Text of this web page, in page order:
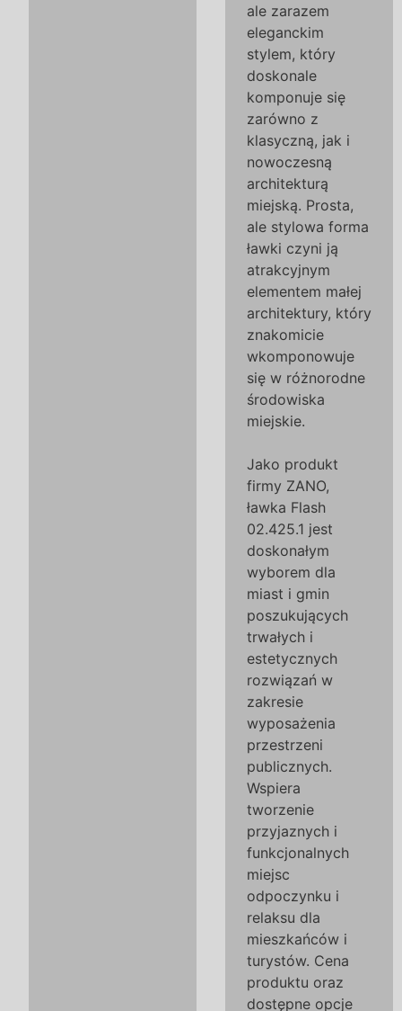
ale zarazem
eleganckim
stylem, który
doskonale
komponuje się
zarówno z
klasyczną, jak i
nowoczesną
architekturą
miejską. Prosta,
ale stylowa forma
ławki czyni ją
atrakcyjnym
elementem małej
architektury, który
znakomicie
wkomponowuje
się w różnorodne
środowiska
miejskie.
Jako produkt
firmy ZANO,
ławka Flash
02.425.1 jest
doskonałym
wyborem dla
miast i gmin
poszukujących
trwałych i
estetycznych
rozwiązań w
zakresie
wyposażenia
przestrzeni
publicznych.
Wspiera
tworzenie
przyjaznych i
funkcjonalnych
miejsc
odpoczynku i
relaksu dla
mieszkańców i
turystów. Cena
produktu oraz
dostępne opcje